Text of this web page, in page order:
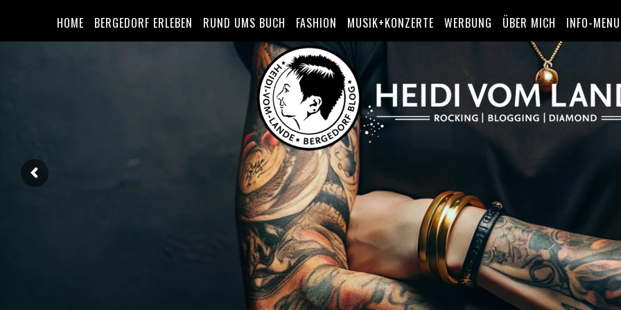
HOME BERGEDORF ERLEBEN RUND UMS BUCH FASHION MUSIK+KONZERTE WERBUNG ÜBER MICH INFO-